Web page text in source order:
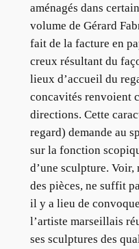
aménagés dans
volume de Gérard
fait de la facture en
creux résultant du
lieux d’accueil du
concavités renvoient
directions. Cette
regard) demande au
sur la fonction
d’une sculpture.
des pièces, ne suffit
il y a lieu de
l’artiste marseillais
ses sculptures des